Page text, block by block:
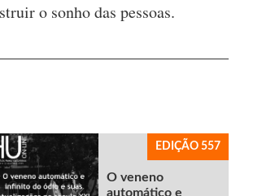
o sonho das pessoas.
EDIÇÃO 557
O veneno
automático e